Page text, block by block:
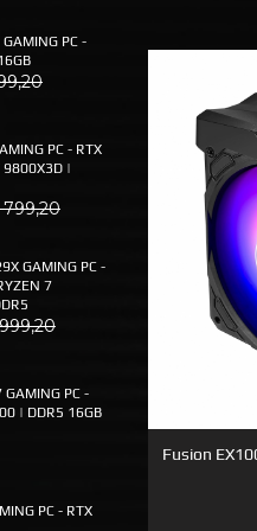
Fusion
PC -
PC - RTX
9800X3D |
GAMING PC -
7
GAMING PC -
| DDR5 16GB
PC - RTX